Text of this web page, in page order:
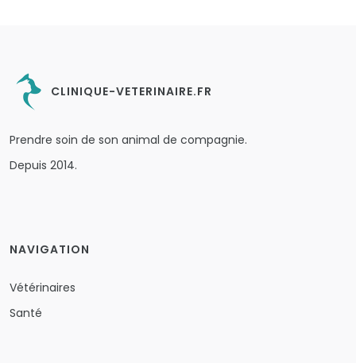
CLINIQUE-VETERINAIRE.FR
Prendre soin de son animal de compagnie.
Depuis 2014.
NAVIGATION
Vétérinaires
Santé